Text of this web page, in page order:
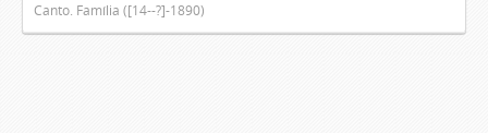
Canto. Família ([14--?]-1890)